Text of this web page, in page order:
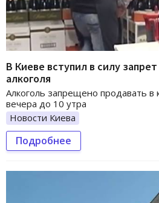
В Киеве вступил в силу
алкоголя
Алкоголь запрещено продавать в
вечера до 10 утра
Новости Киева
Подробнее